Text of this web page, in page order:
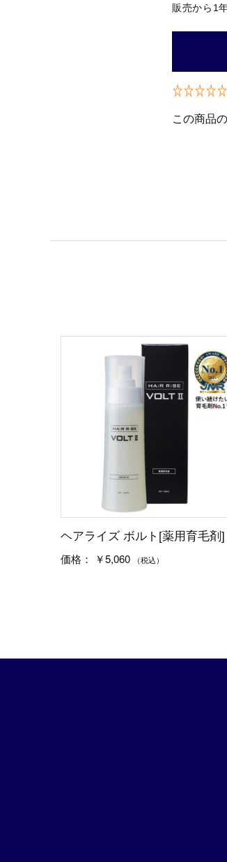
販売から1
この商品
ヘアライズ ボルト[薬用育毛剤]
価格： ￥5,060 （税込）